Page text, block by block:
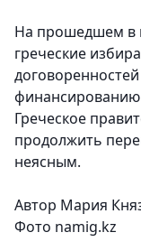
На прошедшем в
греческие
Греческое
продолжить
неясным.
Автор Мария
Фото namig.kz